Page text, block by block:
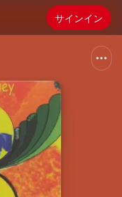
サインイン
ル